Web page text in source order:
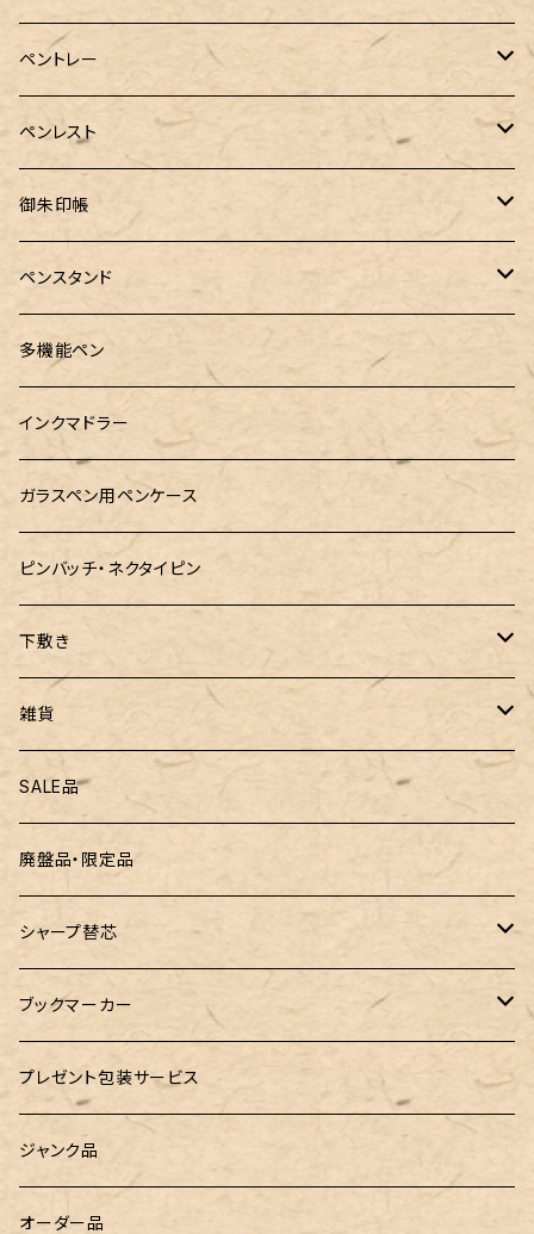
MONTEVERDE（モンテベルデ）
MONTBLANC（モンブラン）
ANTOU（アントウ）
PenC mini
スタイルフィット ゲルインク
RETRO51
RHODIA(ロディア)
ロットリング
マルチペン
Luddite（ラダイト）
MONTEVERDE(モンテベルテ)
LAMY（ラミー）
ぺんてる
三菱鉛筆
ZEBRA（ゼブラ）
ROMEO（ロメオ）
こぶた工房
島田小割製材所
Ystudio（ワイスタジオ）
LOGステーショナリー
WATERMAN（ウォーターマン）
カスタム
RHODIA(ロディア)
KAYOU＋(カーユプラス)
IWI（アイダブリューアイ）
meister by POINT(マイスターバイポイント)
島田小割製材所
Ystudio（ワイスタジオ）
工房sokoharo（そこはろ）
消しゴムケース
バハギア&クラフト
ツイスト消しゴム
MONS ORIS (モンズオーリス)
ペントレー
革製ペントレー
ペンレスト
ボルトレッティ
御朱印帳
富士ひのき御朱印帳【巓】
黄金富士ひのき御朱印帳
御朱印帳袋・カバー
CRUCIAL（クルーシャル）御朱印帳
ペンスタンド
Ystudio（ワイスタジオ）
多機能ペン
インクマドラー
ガラスペン用ペンケース
ピンバッチ・ネクタイピン
下敷き
専用リフィル
雑貨
黒板
跳び箱小物入れ
バランスゲーム（3種の木のおもちゃ）
どんぐりころころ（木のおもちゃ）
ラジオメーター
Tempo Drop（テンポドロップ）
グラスマーカー
SALE品
廃盤品・限定品
シャープ替芯
ぺんてる
廃盤品 Ain シュタイン 0.3
廃盤品 Ain シュタイン 0.2
ブックマーカー
ペーパーペン by if
プレゼント包装サービス
ジャンク品
オーダー品